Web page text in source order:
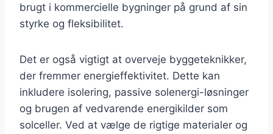
brugt i kommercielle bygninger på grund af sin
styrke og fleksibilitet.
Det er også vigtigt at overveje byggeteknikker,
der fremmer energieffektivitet. Dette kan
inkludere isolering, passive solenergi-løsninger
og brugen af vedvarende energikilder som
solceller. Ved at vælge de rigtige materialer og